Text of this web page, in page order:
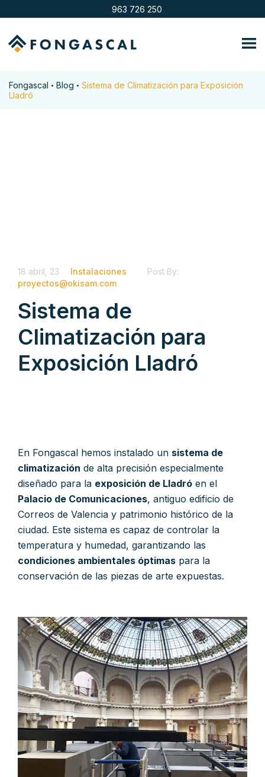
963 726 250
Fongascal • Blog • Sistema de Climatización para Exposición
Lladró
18 abril, 23 Instalaciones
Post By:
proyectos@okisam.com
Sistema de
Climatización para
Exposición Lladró
En Fongascal hemos instalado un sistema de
climatización de alta precisión especialmente
diseñado para la exposición de Lladró en el
Palacio de Comunicaciones, antiguo edificio de
Correos de Valencia y patrimonio histórico de la
ciudad. Este sistema es capaz de controlar la
temperatura y humedad, garantizando las
condiciones ambientales óptimas para la
conservación de las piezas de arte expuestas.